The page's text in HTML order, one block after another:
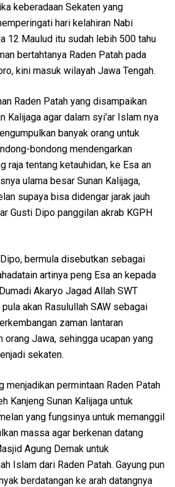
keberadaan Sekaten yang
hari kelahiran Nabi
12 Maulud itu sudah lebih 500 tahu
bertahtanya Raden Patah pada
kini masuk wilayah Jawa Tengah.
Raden Patah yang disampaikan
Kalijaga agar dalam syi'ar Islam nya
banyak orang untuk
bondong mendengarkan
raja tentang ketauhidan, ke Esa an
ulama besar Sunan Kalijaga,
supaya bisa didengar jarak jauh
Gusti Dipo panggilan akrab KGPH
bermula disebutkan sebagai
artinya peng Esa an kepada
Akaryo Jagad Allah SWT
akan Rasulullah SAW sebagai
zaman lantaran
orang Jawa, sehingga ucapan yang
sekaten.
menjadikan permintaan Raden Patah
Kanjeng Sunan Kalijaga untuk
yang fungsinya untuk memanggil
massa agar berkenan datang
Agung Demak untuk
Islam dari Raden Patah. Gayung pun
berdatangan ke arah datangnya